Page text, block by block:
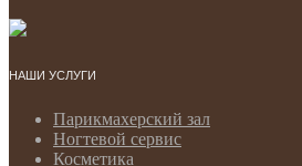
НАШИ УСЛУГИ
Парикмахерский зал
Ногтевой сервис
Косметика